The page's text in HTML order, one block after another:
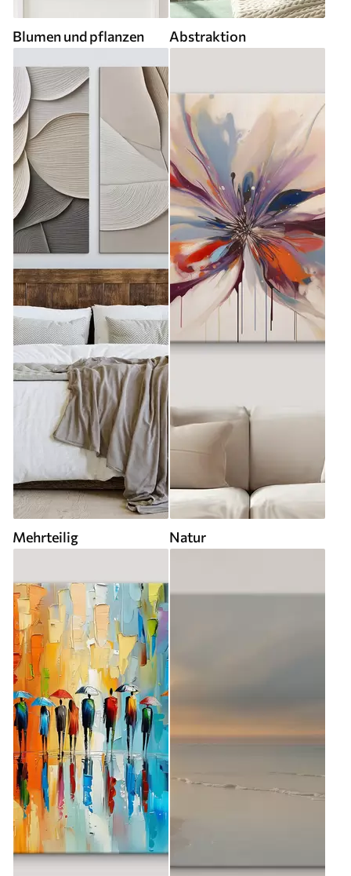
Blumen und pflanzen Abstraktion
Mehrteilig Natur